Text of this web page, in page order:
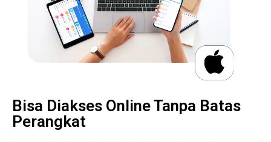
Bisa Diakses Online Tanpa Batas
Perangkat